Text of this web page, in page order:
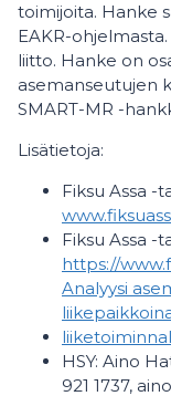
toimijoita. Hanke
EAKR-
liitto. Hanke on
asemanseutujen
SMART-MR -
Lisätietoja:
Fiksu Assa -
Fiksu Assa -
Analyysi
HSY: Aino
921 1737,